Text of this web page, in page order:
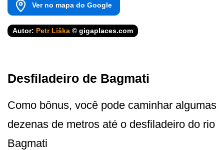
Ver no mapa do Google
Autor: Petr Liška © gigaplaces.com
Desfiladeiro de Bagmati
Como bônus, você pode caminhar algumas
dezenas de metros até o desfiladeiro do rio
Bagmati